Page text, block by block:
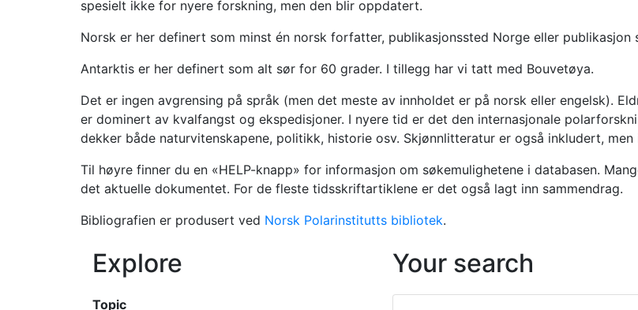
spesielt ikke for nyere forskning, men den blir oppdatert.
Norsk er her definert som minst én norsk forfatter, publikasjonssted Norge eller
Antarktis er her definert som alt sør for 60 grader. I tillegg har vi tatt med Bouvetøya.
Det er ingen avgrensing på språk (men det meste av innholdet er på norsk eller engelsk).
er dominert av kvalfangst og ekspedisjoner. I nyere tid er det den internasjonale
dekker både naturvitenskapene, politikk, historie osv. Skjønnlitteratur er også inkludert,
Til høyre finner du en «HELP-knapp» for informasjon om søkemulighetene i databasen.
det aktuelle dokumentet. For de fleste tidsskriftartiklene er det også lagt inn sammendrag.
Bibliografien er produsert ved Norsk Polarinstitutts bibliotek.
Your search
Explore
Topic